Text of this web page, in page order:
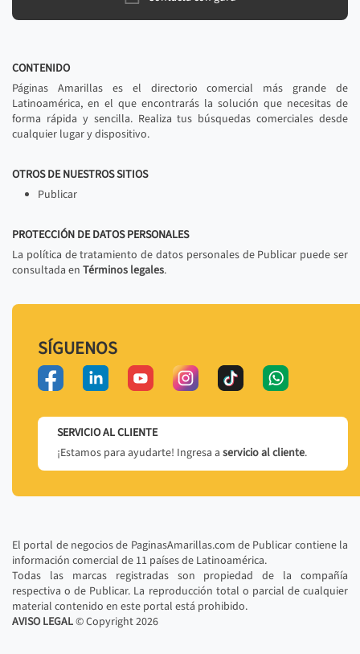
CONTENIDO
Páginas Amarillas es el directorio comercial más grande de
Latinoamérica, en el que encontrarás la solución que necesitas de
forma rápida y sencilla. Realiza tus búsquedas comerciales desde
cualquier lugar y dispositivo.
OTROS DE NUESTROS SITIOS
Publicar
PROTECCIÓN DE DATOS PERSONALES
La política de tratamiento de datos personales de Publicar puede ser
consultada en Términos legales.
SÍGUENOS
SERVICIO AL CLIENTE
¡Estamos para ayudarte! Ingresa a servicio al cliente.
El portal de negocios de PaginasAmarillas.com de Publicar contiene la
información comercial de 11 países de Latinoamérica.
Todas las marcas registradas son propiedad de la compañía
respectiva o de Publicar. La reproducción total o parcial de cualquier
material contenido en este portal está prohibido.
AVISO LEGAL© Copyright2026